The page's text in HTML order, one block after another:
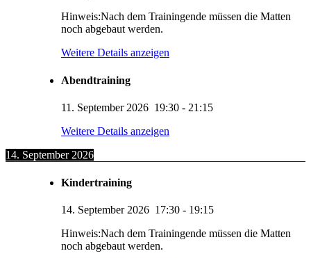
Hinweis:Nach dem Trainingende müssen die Matten
noch abgebaut werden.
Weitere Details anzeigen
Abendtraining
11. September 2026 19:30 - 21:15
Weitere Details anzeigen
14. September 2026
Kindertraining
14. September 2026 17:30 - 19:15
Hinweis:Nach dem Trainingende müssen die Matten
noch abgebaut werden.